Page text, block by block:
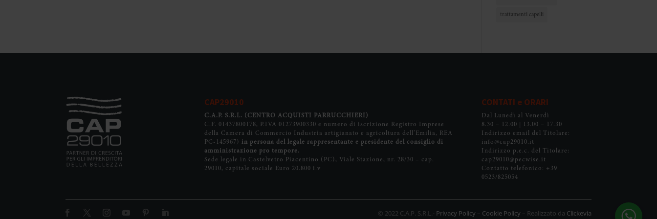
trattamenti capelli
CAP29010
C.A.P. S.R.L. (CENTRO ACQUISTI PARRUCCHIERI)
C.F. 01437800178, P.IVA 01273900330 e numero di iscrizione Registro Imprese
della Camera di Commercio Industria artigianato e agricoltura dell’Emilia, REA
PC-145967) in persona del legale rappresentante e presidente del consiglio di
amministrazione pro tempore.
Sede legale in Castelvetro Piacentino (PC), Viale Stazione, nr. 28/30 – cap.
29010, capitale sociale Euro 20.800 i.v
CONTATI e ORARI
Dal Lunedì al Venerdì
8.30 – 12.00 | 13.00 – 17.30
Indirizzo email del Titolare:
info@cap29010.it
Indirizzo p.e.c. del Titolare:
cap29010@pecwise.it
Contatto telefonico: +39
0523/825054
© 2022 C.A.P. S.R.L.- Privacy Policy– Cookie Policy– Realizzato da Clickevia